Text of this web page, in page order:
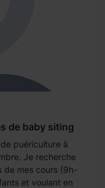
de baby siting
puériculture à
Je recherche
de mes cours (9h-
et voulant en